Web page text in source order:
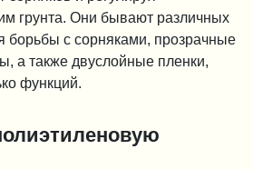
грунта. Они бывают различных
борьбы с сорняками, прозрачные
а также двуслойные пленки,
функций.